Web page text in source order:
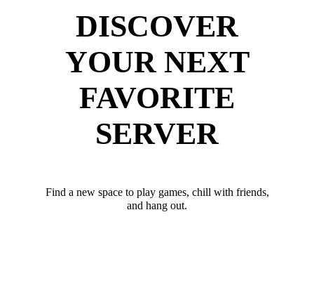
DISCOVER
YOUR NEXT
FAVORITE
SERVER
Find a new space to play games, chill with friends,
and hang out.